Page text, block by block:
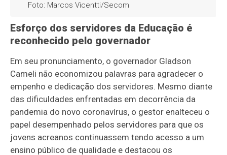
Foto: Marcos Vicentti/Secom
Esforço dos servidores da Educação é
reconhecido pelo governador
Em seu pronunciamento, o governador Gladson
Cameli não economizou palavras para agradecer o
empenho e dedicação dos servidores. Mesmo diante
das dificuldades enfrentadas em decorrência da
pandemia do novo coronavírus, o gestor enalteceu o
papel desempenhado pelos servidores para que os
jovens acreanos continuassem tendo acesso a um
ensino público de qualidade e destacou os